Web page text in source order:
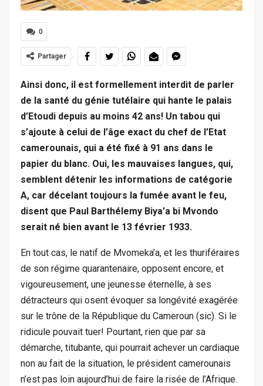
0
Partager
Ainsi donc, il est formellement interdit de parler
de la santé du génie tutélaire qui hante le palais
d’Etoudi depuis au moins 42 ans! Un tabou qui
s’ajoute à celui de l’âge exact du chef de l’Etat
camerounais, qui a été fixé à 91 ans dans le
papier du blanc. Oui, les mauvaises langues, qui,
semblent détenir les informations de catégorie
A, car décelant toujours la fumée avant le feu,
disent que Paul Barthélemy Biya’a bi Mvondo
serait né bien avant le 13 février 1933.
En tout cas, le natif de Mvomeka’a, et les thuriféraires
de son régime quarantenaire, opposent encore, et
vigoureusement, une jeunesse éternelle, à ses
détracteurs qui osent évoquer sa longévité exagérée
sur le trône de la République du Cameroun (sic). Si le
ridicule pouvait tuer! Pourtant, rien que par sa
démarche, titubante, qui pourrait achever un cardiaque
non au fait de la situation, le président camerounais
n’est pas loin aujourd’hui de faire la risée de l’Afrique.